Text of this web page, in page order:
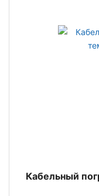
Кабельный